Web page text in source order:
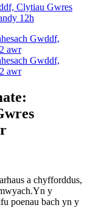
a chyfforddus,
y
poenau bach yn y